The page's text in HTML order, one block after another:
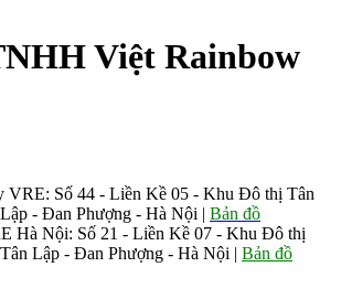
Việt Rainbow
VRE: Số 44 - Liền Kề 05 - Khu Đô thị Tân
- Đan Phượng - Hà Nội | Bản đồ
Hà Nội: Số 21 - Liền Kề 07 - Khu Đô thị
Lập - Đan Phượng - Hà Nội | Bản đồ